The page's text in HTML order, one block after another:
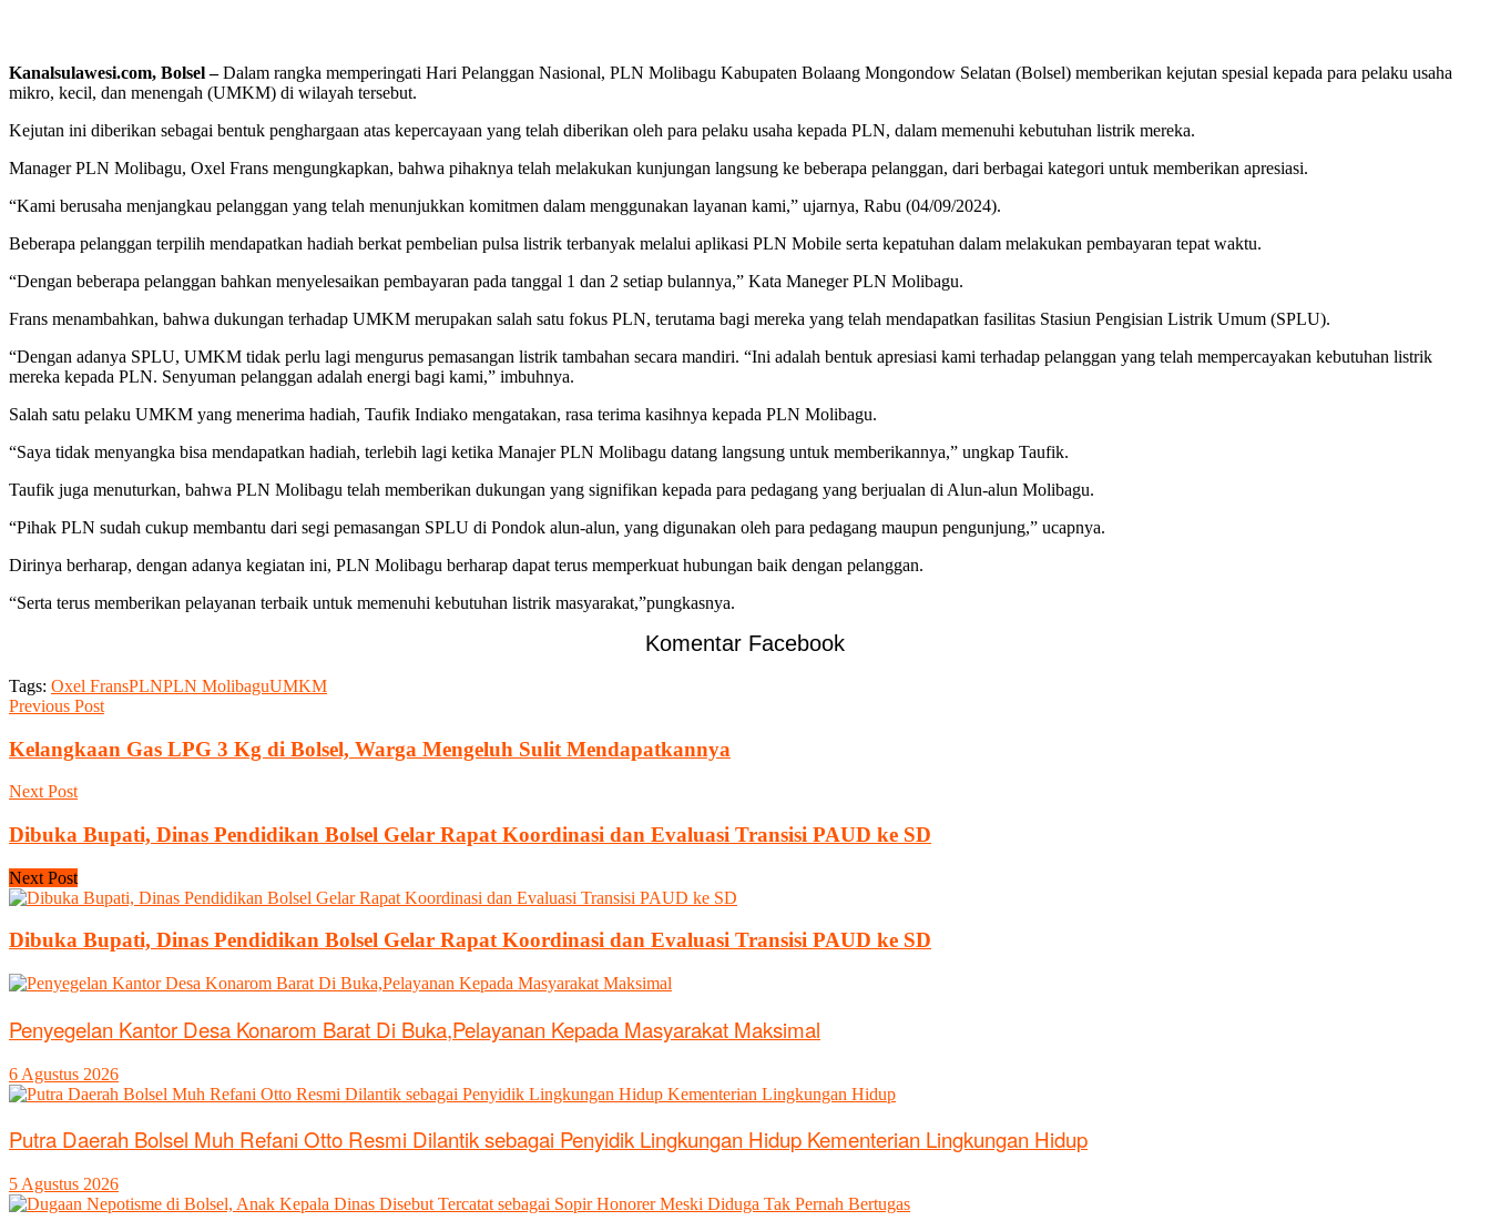
Kanalsulawesi.com, Bolsel –Dalam rangka memperingati Hari Pelanggan Nasional, PLN Molibagu Kabupaten Bolaang Mongondow Selatan (Bolsel) memberikan kejutan spesial kepada para pelaku usaha
mikro, kecil, dan menengah (UMKM) di wilayah tersebut.
Kejutan ini diberikan sebagai bentuk penghargaan atas kepercayaan yang telah diberikan oleh para pelaku usaha kepada PLN, dalam memenuhi kebutuhan listrik mereka.
Manager PLN Molibagu, Oxel Frans mengungkapkan, bahwa pihaknya telah melakukan kunjungan langsung ke beberapa pelanggan, dari berbagai kategori untuk memberikan apresiasi.
“Kami berusaha menjangkau pelanggan yang telah menunjukkan komitmen dalam menggunakan layanan kami,” ujarnya, Rabu (04/09/2024).
Beberapa pelanggan terpilih mendapatkan hadiah berkat pembelian pulsa listrik terbanyak melalui aplikasi PLN Mobile serta kepatuhan dalam melakukan pembayaran tepat waktu.
“Dengan beberapa pelanggan bahkan menyelesaikan pembayaran pada tanggal 1 dan 2 setiap bulannya,” Kata Maneger PLN Molibagu.
Frans menambahkan, bahwa dukungan terhadap UMKM merupakan salah satu fokus PLN, terutama bagi mereka yang telah mendapatkan fasilitas Stasiun Pengisian Listrik Umum (SPLU).
“Dengan adanya SPLU, UMKM tidak perlu lagi mengurus pemasangan listrik tambahan secara mandiri. “Ini adalah bentuk apresiasi kami terhadap pelanggan yang telah mempercayakan kebutuhan listrik
mereka kepada PLN. Senyuman pelanggan adalah energi bagi kami,” imbuhnya.
Salah satu pelaku UMKM yang menerima hadiah, Taufik Indiako mengatakan, rasa terima kasihnya kepada PLN Molibagu.
“Saya tidak menyangka bisa mendapatkan hadiah, terlebih lagi ketika Manajer PLN Molibagu datang langsung untuk memberikannya,” ungkap Taufik.
Taufik juga menuturkan, bahwa PLN Molibagu telah memberikan dukungan yang signifikan kepada para pedagang yang berjualan di Alun-alun Molibagu.
“Pihak PLN sudah cukup membantu dari segi pemasangan SPLU di Pondok alun-alun, yang digunakan oleh para pedagang maupun pengunjung,” ucapnya.
Dirinya berharap, dengan adanya kegiatan ini, PLN Molibagu berharap dapat terus memperkuat hubungan baik dengan pelanggan.
“Serta terus memberikan pelayanan terbaik untuk memenuhi kebutuhan listrik masyarakat,”pungkasnya.
Komentar Facebook
Tags: Oxel FransPLNPLN MolibaguUMKM
Previous Post
Kelangkaan Gas LPG 3 Kg di Bolsel, Warga Mengeluh Sulit Mendapatkannya
Next Post
Dibuka Bupati, Dinas Pendidikan Bolsel Gelar Rapat Koordinasi dan Evaluasi Transisi PAUD ke SD
Next Post
Dibuka Bupati, Dinas Pendidikan Bolsel Gelar Rapat Koordinasi dan Evaluasi Transisi PAUD ke SD
Penyegelan Kantor Desa Konarom Barat Di Buka,Pelayanan Kepada Masyarakat Maksimal
6 Agustus 2026
Putra Daerah Bolsel Muh Refani Otto Resmi Dilantik sebagai Penyidik Lingkungan Hidup Kementerian Lingkungan Hidup
5 Agustus 2026